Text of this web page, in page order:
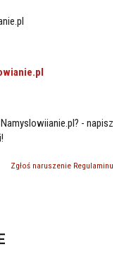
- napisz
Zgłoś naruszenie Regulaminu